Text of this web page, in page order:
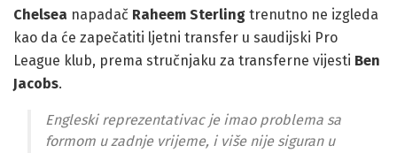
Chelsea napadač Raheem Sterling trenutno ne izgleda
kao da će zapečatiti ljetni transfer u saudijski Pro
League klub, prema stručnjaku za transferne vijesti Ben
Jacobs.
Engleski reprezentativac je imao problema sa
formom u zadnje vrijeme, i više nije siguran u